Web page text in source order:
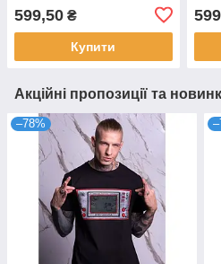
599,50 ₴
Купити
Акційні пропозиції та
–78%